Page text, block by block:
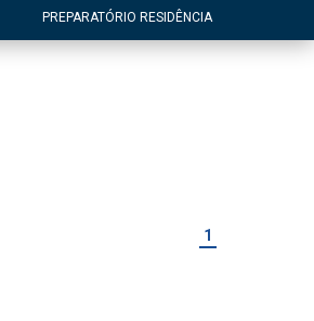
PREPARATÓRIO RESIDÊNCIA
1